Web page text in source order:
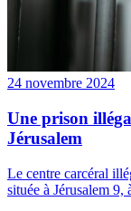
24 novembre 2024
Une prison
Jérusalem
Le centre carcéral
située à Jérusalem